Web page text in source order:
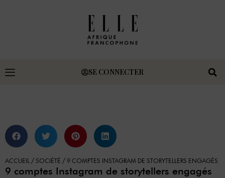
SE CONNECTER
ACCUEIL / SOCIÉTÉ / 9 COMPTES INSTAGRAM DE STORYTELLERS ENGAGÉS
9 comptes Instagram de storytellers engagés